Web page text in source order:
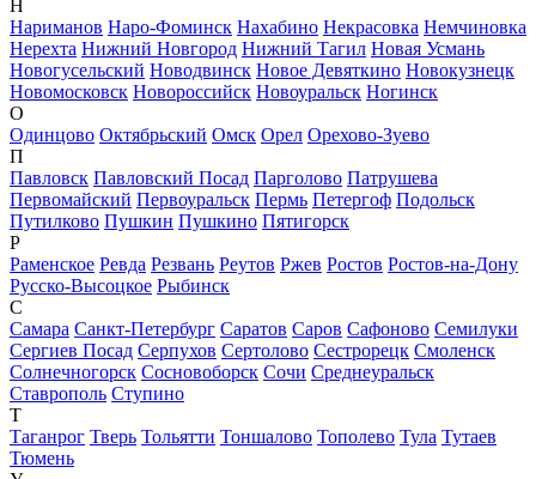
Н
Нариманов Наро-Фоминск Нахабино Некрасовка Немчиновка
Нерехта Нижний Новгород Нижний Тагил Новая Усмань
Новогусельский Новодвинск Новое Девяткино Новокузнецк
Новомосковск Новороссийск Новоуральск Ногинск
О
Одинцово Октябрьский Омск Орел Орехово-Зуево
П
Павловск Павловский Посад Парголово Патрушева
Первомайский Первоуральск Пермь Петергоф Подольск
Путилково Пушкин Пушкино Пятигорск
Р
Раменское Ревда Резвань Реутов Ржев Ростов Ростов-на-Дону
Русско-Высоцкое Рыбинск
С
Самара Санкт-Петербург Саратов Саров Сафоново Семилуки
Сергиев Посад Серпухов Сертолово Сестрорецк Смоленск
Солнечногорск Сосновоборск Сочи Среднеуральск
Ставрополь Ступино
Т
Таганрог Тверь Тольятти Тоншалово Тополево Тула Тутаев
Тюмень